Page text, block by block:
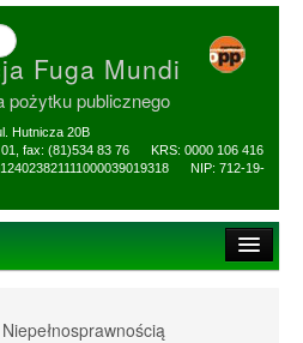
Fuga Mundi
pożytku publicznego
Hutnicza 20B
01, fax: (81)534 83 76 KRS: 0000 106 416
NIP: 712-19-